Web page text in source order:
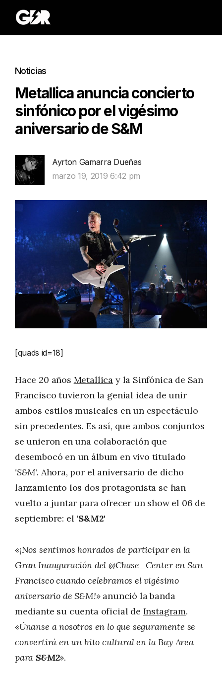
Noticias
Metallica anuncia concierto
sinfónico por el vigésimo
aniversario de S&M
Ayrton Gamarra Dueñas
marzo 19, 2019 6:42 pm
[quads id=18]
Hace 20 años Metallica y la Sinfónica de San
Francisco tuvieron la genial idea de unir
ambos estilos musicales en un espectáculo
sin precedentes. Es así, que ambos conjuntos
se unieron en una colaboración que
desembocó en un álbum en vivo titulado
'S&M'. Ahora, por el aniversario de dicho
lanzamiento los dos protagonista se han
vuelto a juntar para ofrecer un show el 06 de
septiembre: el 'S&M2'
«¡Nos sentimos honrados de participar en la
Gran Inauguración del @Chase_Center en San
Francisco cuando celebramos el vigésimo
aniversario de S&M!»anunció la banda
mediante su cuenta oficial de Instagram.
«Únanse a nosotros en lo que seguramente se
convertirá en un hito cultural en la Bay Area
paraS&M2».